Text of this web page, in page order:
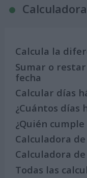
Calcula la
Sumar o
fecha
Calcular días
¿Cuántos días
¿Quién cumple
Calculadora
Calculadora
Todas las